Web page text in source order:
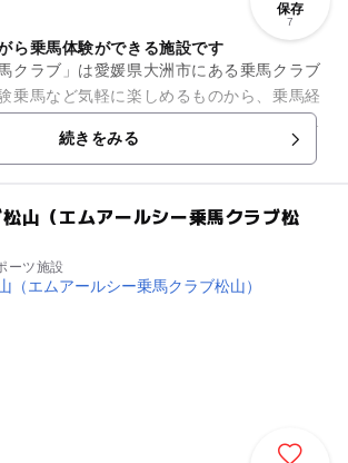
保存
7
ら乗馬体験ができる施設です
クラブ」は愛媛県大洲市にある乗馬クラブ
乗馬など気軽に楽しめるものから、乗馬経
乗りたい人が体験できる「自由乗り」や会
」（しょ...続きをみる
山（エムアールシー乗馬クラブ松
ーツ施設